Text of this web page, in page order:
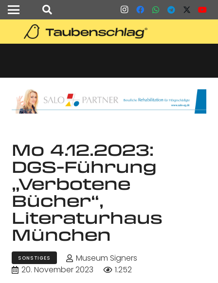
Mo 4.12.2023:
DGS-Führung
„Verbotene
Bücher“,
Literaturhaus
München
SONSTIGES
Museum Signers
20. November 2023
1.252